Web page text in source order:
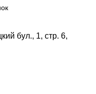
бул., 1, стр. 6,